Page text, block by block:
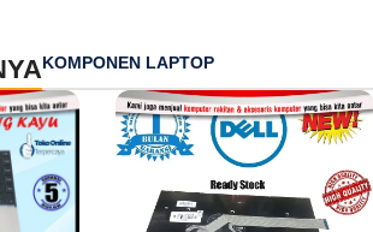
KOMPONEN LAPTOP